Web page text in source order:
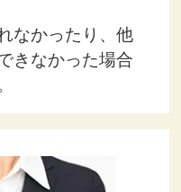
なかったり、他
きなかった場合